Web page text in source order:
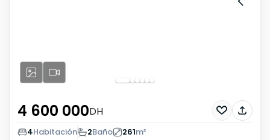
4 600 000DH
4Habitación 2Baño 261m²